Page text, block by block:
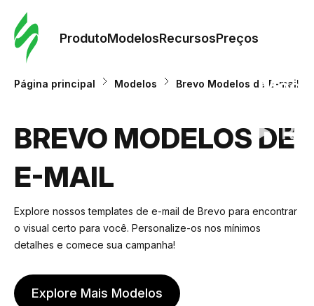
ProdutoModelosRecursosPreços
Página principal Modelos Brevo Modelos de E-mail
BREVO MODELOS DE
E-MAIL
Explore nossos templates de e-mail de Brevo para encontrar
o visual certo para você. Personalize-os nos mínimos
detalhes e comece sua campanha!
Explore Mais Modelos